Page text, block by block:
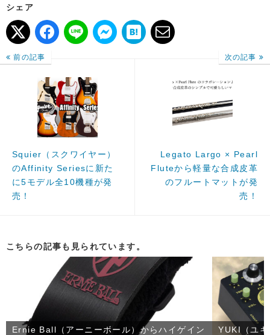
シェア
前の記事
Squier（スクワイヤー）
のAffinity Seriesに新た
に5モデル全10機種が発
売！
次の記事
Legato Largo × Pearl
Fluteから軽量な合成皮革
のフルートマットが発
売！
こちらの記事も見られています。
Ernie Ball（アーニーボール）からハイゲイン
YUKI（ユ